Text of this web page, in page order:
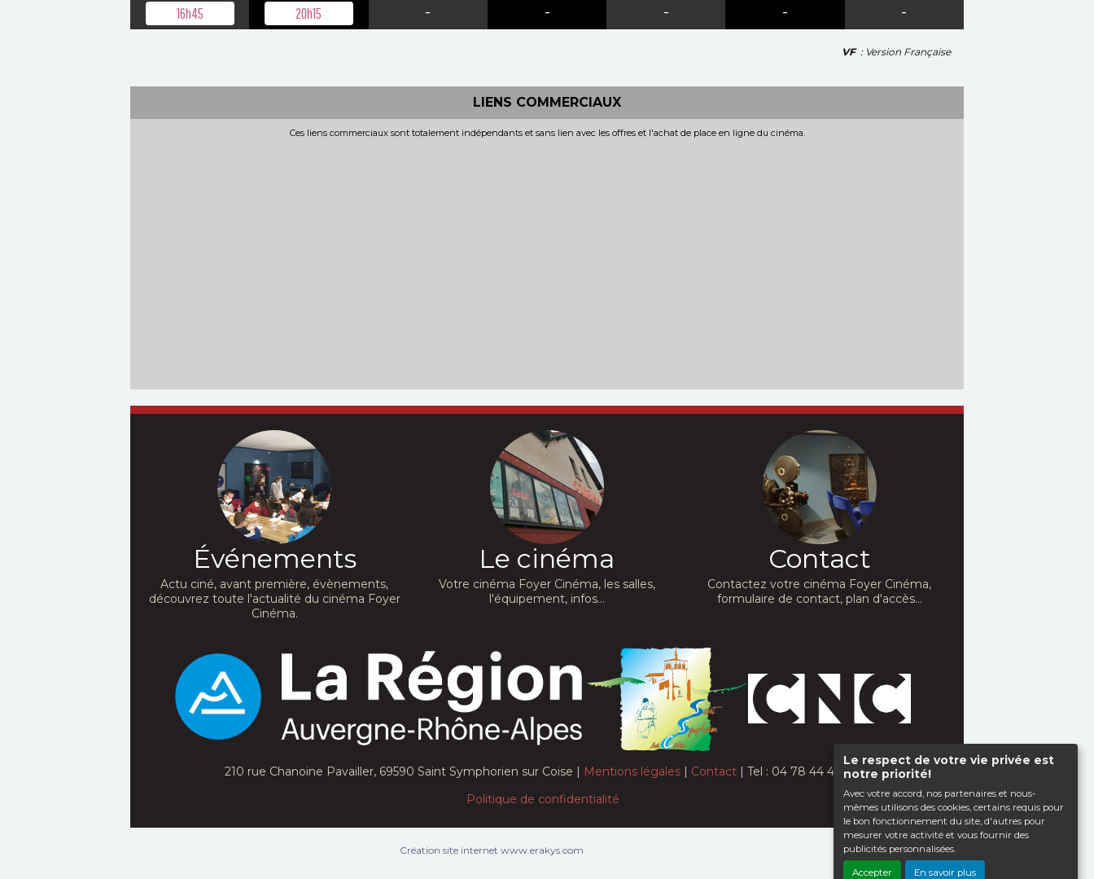
Le respect de votre vie privée est
notre priorité!
Avec votre accord, nos partenaires et nous-
mêmes utilisons des cookies, certains requis pour
le bon fonctionnement du site, d'autres pour
mesurer votre activité et vous fournir des
publicités personnalisées.
Accepter En savoir plus
16h45 20h15 - - - - -
VF : Version Française
LIENS COMMERCIAUX
Ces liens commerciaux sont totalement indépendants et sans lien avec les offres et l'achat de place en ligne du cinéma.
Événements
Actu ciné, avant première, évènements,
découvrez toute l'actualité du cinéma Foyer
Cinéma.
Le cinéma
Votre cinéma Foyer Cinéma, les salles,
l'équipement, infos...
Contact
Contactez votre cinéma Foyer Cinéma,
formulaire de contact, plan d'accès...
210 rue Chanoine Pavailler, 69590 Saint Symphorien sur Coise | Mentions légales | Contact | Tel : 04 78 44 44 80
Politique de confidentialité
Haut de page
Création site internet www.erakys.com